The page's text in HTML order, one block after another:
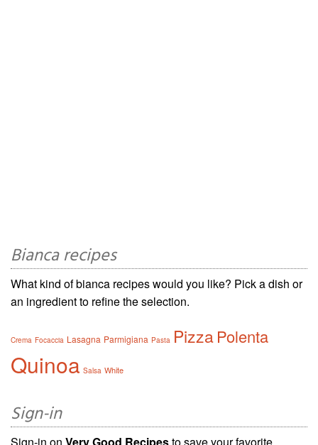
Bianca recipes
What kind of bianca recipes would you like? Pick a dish or
an ingredient to refine the selection.
Crema Focaccia Lasagna Parmigiana Pasta PizzaPolenta
Quinoa Salsa White
Sign-in